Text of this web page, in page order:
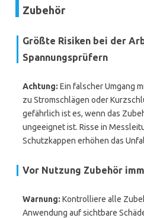
Zubehör
Größte Risiken bei der
Spannungsprüfern
Achtung: Ein falscher Umgang
zu Stromschlägen oder
gefährlich ist es, wenn das
ungeeignet ist. Risse in
Schutzkappen erhöhen das
Vor Nutzung Zubehör
Warnung: Kontrolliere alle
Anwendung auf sichtbare